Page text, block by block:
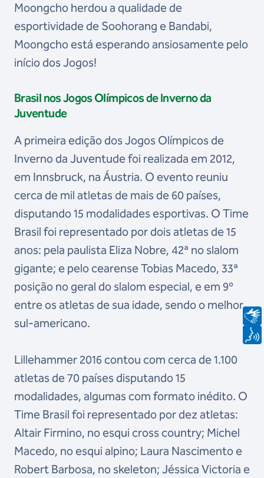
Moongcho herdou a qualidade de
esportividade de Soohorang e Bandabi,
Moongcho está esperando ansiosamente pelo
início dos Jogos!
Brasil nos Jogos Olímpicos de Inverno da
Juventude
A primeira edição dos Jogos Olímpicos de
Inverno da Juventude foi realizada em 2012,
em Innsbruck, na Áustria. O evento reuniu
cerca de mil atletas de mais de 60 países,
disputando 15 modalidades esportivas. O Time
Brasil foi representado por dois atletas de 15
anos: pela paulista Eliza Nobre, 42ª no slalom
gigante; e pelo cearense Tobias Macedo, 33ª
posição no geral do slalom especial, e em 9º
entre os atletas de sua idade, sendo o melhor
sul-americano.
Lillehammer 2016 contou com cerca de 1.100
atletas de 70 países disputando 15
modalidades, algumas com formato inédito. O
Time Brasil foi representado por dez atletas:
Altair Firmino, no esqui cross country; Michel
Macedo, no esqui alpino; Laura Nascimento e
Robert Barbosa, no skeleton; Jéssica Victoria e